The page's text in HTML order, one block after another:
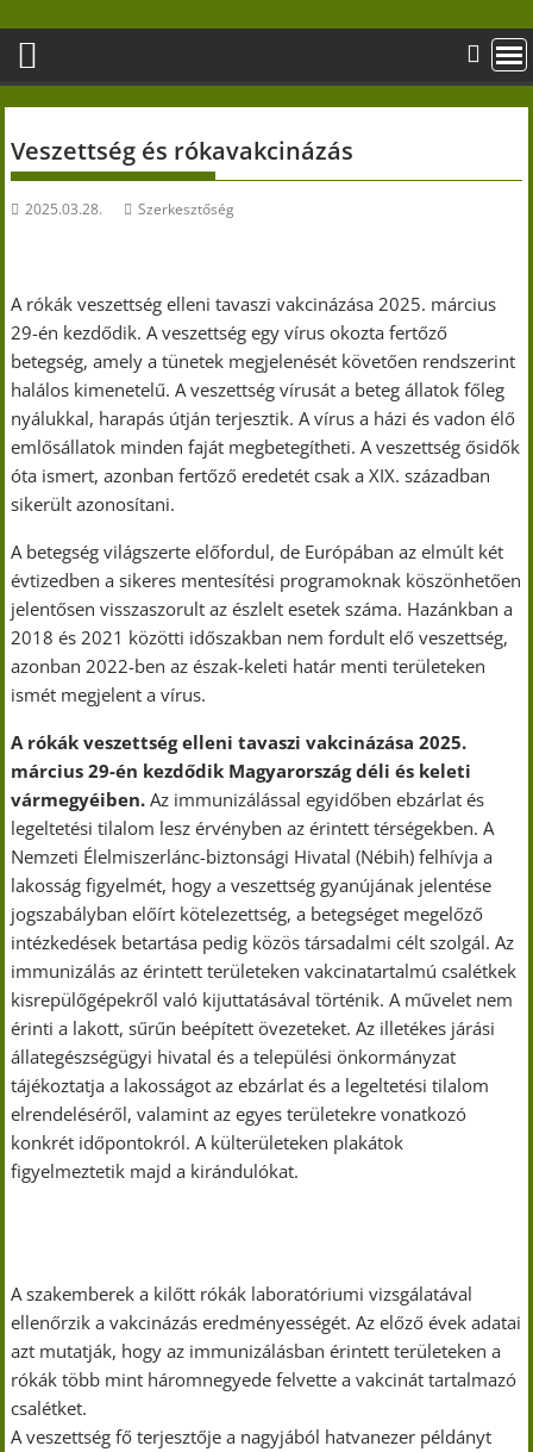
content
Veszettség és rókavakcinázás
2025.03.28. Szerkesztőség
A rókák veszettség elleni tavaszi vakcinázása 2025. március
29-én kezdődik. A veszettség egy vírus okozta fertőző
betegség, amely a tünetek megjelenését követően rendszerint
halálos kimenetelű. A veszettség vírusát a beteg állatok főleg
nyálukkal, harapás útján terjesztik. A vírus a házi és vadon élő
emlősállatok minden faját megbetegítheti. A veszettség ősidők
óta ismert, azonban fertőző eredetét csak a XIX. században
sikerült azonosítani.
A betegség világszerte előfordul, de Európában az elmúlt két
évtizedben a sikeres mentesítési programoknak köszönhetően
jelentősen visszaszorult az észlelt esetek száma. Hazánkban a
2018 és 2021 közötti időszakban nem fordult elő veszettség,
azonban 2022-ben az észak-keleti határ menti területeken
ismét megjelent a vírus.
A rókák veszettség elleni tavaszi vakcinázása 2025.
március 29-én kezdődik Magyarország déli és keleti
vármegyéiben.Az immunizálással egyidőben ebzárlat és
legeltetési tilalom lesz érvényben az érintett térségekben. A
Nemzeti Élelmiszerlánc-biztonsági Hivatal (Nébih) felhívja a
lakosság figyelmét, hogy a veszettség gyanújának jelentése
jogszabályban előírt kötelezettség, a betegséget megelőző
intézkedések betartása pedig közös társadalmi célt szolgál. Az
immunizálás az érintett területeken vakcinatartalmú csalétkek
kisrepülőgépekről való kijuttatásával történik. A művelet nem
érinti a lakott, sűrűn beépített övezeteket. Az illetékes járási
állategészségügyi hivatal és a települési önkormányzat
tájékoztatja a lakosságot az ebzárlat és a legeltetési tilalom
elrendeléséről, valamint az egyes területekre vonatkozó
konkrét időpontokról. A külterületeken plakátok
figyelmeztetik majd a kirándulókat.
A szakemberek a kilőtt rókák laboratóriumi vizsgálatával
ellenőrzik a vakcinázás eredményességét. Az előző évek adatai
azt mutatják, hogy az immunizálásban érintett területeken a
rókák több mint háromnegyede felvette a vakcinát tartalmazó
csalétket.
A veszettség fő terjesztője a nagyjából hatvanezer példányt